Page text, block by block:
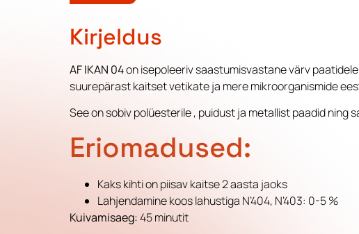
Kirjeldus
AF IKAN 04on isepoleeriv saastumisvastane värv
suurepärast kaitset vetikate ja mere mikroorganismide
See on sobiv polüesterile , puidust ja metallist paadid ning
Eriomadused:
Kaks kihti on piisav kaitse 2 aasta jaoks
Lahjendamine koos lahustiga N’404, N’403: 0-5 %
Kuivamisaeg:45 minutit